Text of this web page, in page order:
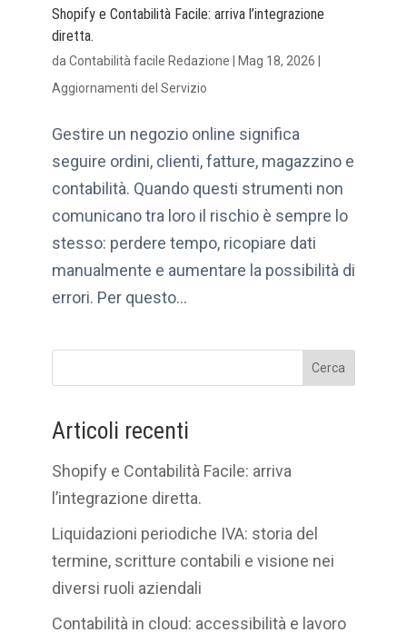
Shopify e Contabilità Facile: arriva l’integrazione
diretta.
daContabilità facile Redazione Mag 18, 2026
Aggiornamenti del Servizio
Gestire un negozio online significa
seguire ordini, clienti, fatture, magazzino e
contabilità. Quando questi strumenti non
comunicano tra loro il rischio è sempre lo
stesso: perdere tempo, ricopiare dati
manualmente e aumentare la possibilità di
errori. Per questo...
Cerca
Articoli recenti
Shopify e Contabilità Facile: arriva
l’integrazione diretta.
Liquidazioni periodiche IVA: storia del
termine, scritture contabili e visione nei
diversi ruoli aziendali
Contabilità in cloud: accessibilità e lavoro